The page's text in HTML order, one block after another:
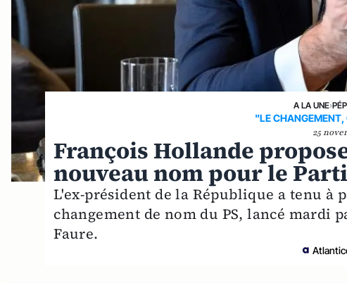
A LA UNE›
"LE
25
François Hollande
nouveau nom pour le
L'ex-président de la République a tenu
changement de nom du PS, lancé
Faure.